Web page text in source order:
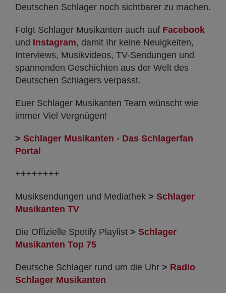
Deutschen Schlager noch sichtbarer zu machen.
Folgt Schlager Musikanten auch auf Facebook
und Instagram, damit Ihr keine Neuigkeiten,
Interviews, Musikvideos, TV-Sendungen und
spannenden Geschichten aus der Welt des
Deutschen Schlagers verpasst.
Euer Schlager Musikanten Team wünscht wie
immer Viel Vergnügen!
> Schlager Musikanten - Das Schlagerfan
Portal
++++++++
Musiksendungen und Mediathek > Schlager
Musikanten TV
Die Offizielle Spotify Playlist > Schlager
Musikanten Top 75
Deutsche Schlager rund um die Uhr > Radio
Schlager Musikanten